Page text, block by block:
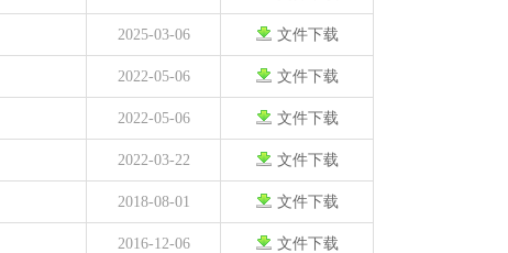
2025-03-06 文件下载
2022-05-06 文件下载
2022-05-06 文件下载
2022-03-22 文件下载
2018-08-01 文件下载
2016-12-06 文件下载